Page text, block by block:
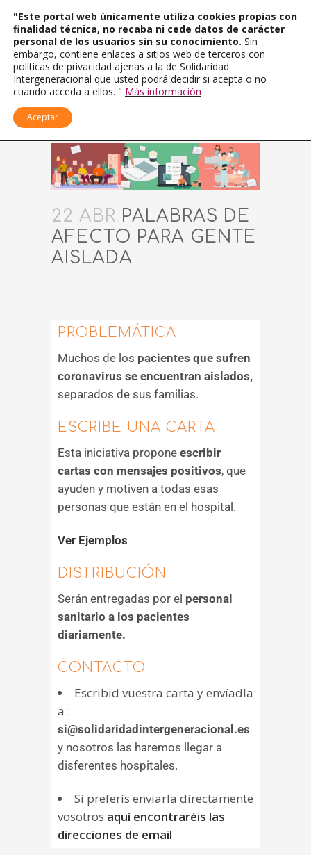
22 ABR PALABRAS DE
AFECTO PARA GENTE
AISLADA
PROBLEMÁTICA
Muchos de los pacientes que sufren
coronavirus se encuentran aislados,
separados de sus familias.
ESCRIBE UNA CARTA
Esta iniciativa propone escribir
cartas con mensajes positivos, que
ayuden y motiven a todas esas
personas que están en el hospital.
Ver Ejemplos
DISTRIBUCIÓN
Serán entregadas por el personal
sanitario a los pacientes
diariamente.
CONTACTO
Escribid vuestra carta y envíadla
a :
si@solidaridadintergeneracional.es
y nosotros las haremos llegar a
disferentes hospitales.
Si preferís enviarla directamente
vosotros aquí encontraréis las
direcciones de email
"Este portal web únicamente utiliza cookies propias con
finalidad técnica, no recaba ni cede datos de carácter
personal de los usuarios sin su conocimiento. Sin
embargo, contiene enlaces a sitios web de terceros con
políticas de privacidad ajenas a la de Solidaridad
Intergeneracional que usted podrá decidir si acepta o no
cuando acceda a ellos. " Más información
Aceptar